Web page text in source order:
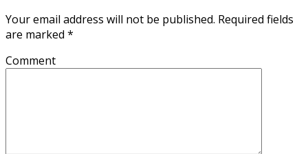
Your email address will not be published. Required fields
are marked *
Comment